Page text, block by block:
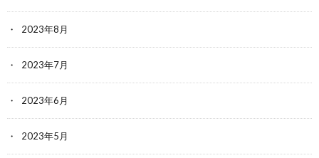
2023年8月
2023年7月
2023年6月
2023年5月